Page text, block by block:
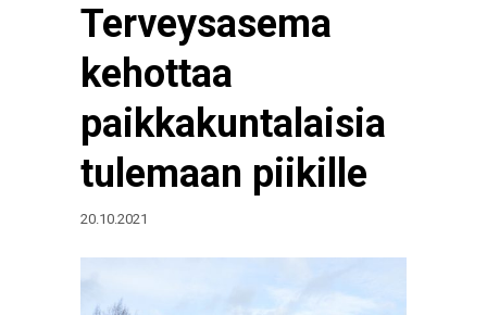
Terveysasema
kehottaa
paikkakuntalaisia
tulemaan piikille
20.10.2021